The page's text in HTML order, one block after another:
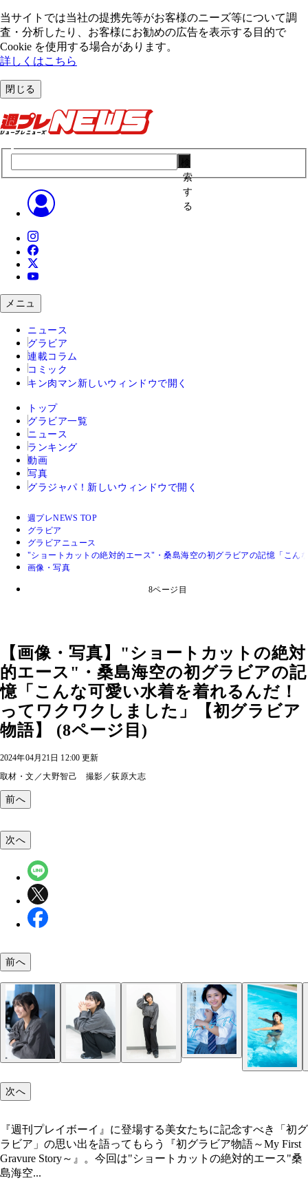
当サイトでは当社の提携先等がお客様のニーズ等について調
査・分析したり、お客様にお勧めの広告を表⽰する⽬的で
Cookie を使⽤する場合があります。
詳しくはこちら
閉じる
索
す
る
メニュ
ニュース
グラビア
連載コラム
コミック
キン肉マン 新しいウィンドウで開く
トップ
グラビア一覧
ニュース
ランキング
動画
写真
グラジャパ！ 新しいウィンドウで開く
週プレNEWS TOP
グラビア
グラビアニュース
"ショートカットの絶対的エース"・桑島海空の初グラビアの記憶「こ
画像・写真
8ページ目
【画像・写真】"ショートカットの絶対
的エース"・桑島海空の初グラビアの記
憶「こんな可愛い水着を着れるんだ！
ってワクワクしました」【初グラビア
物語】 (8ページ目)
2024年04月21日 12:00 更新
取材・文／大野智己 撮影／荻原大志
前へ
次へ
前へ
次へ
『週刊プレイボーイ』に登場する美女たちに記念すべき「初グ
ラビア」の思い出を語ってもらう『初グラビア物語～My First
Gravure Story～』。今回は"ショートカットの絶対的エース"桑
島海空...